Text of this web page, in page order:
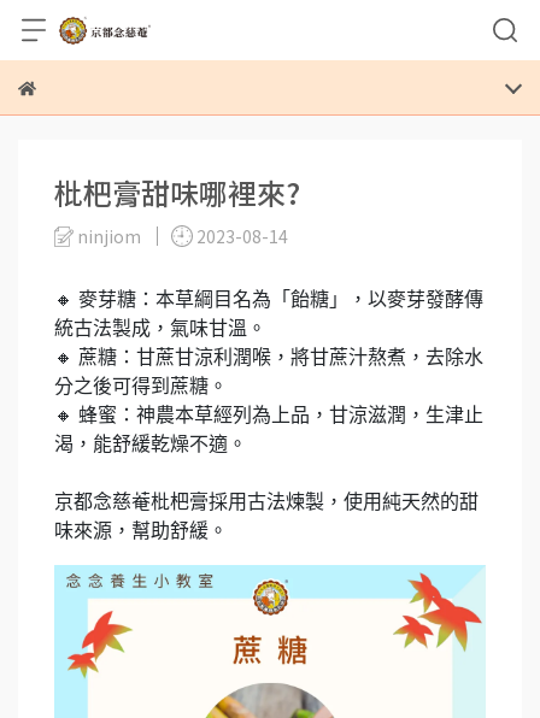
枇杷膏甜味哪裡來?
ninjiom 2023-08-14
🔸 麥芽糖：本草綱目名為「飴糖」，以麥芽發酵傳
統古法製成，氣味甘溫。
🔸 蔗糖：甘蔗甘涼利潤喉，將甘蔗汁熬煮，去除水
分之後可得到蔗糖。
🔸 蜂蜜：神農本草經列為上品，甘涼滋潤，生津止
渴，能舒緩乾燥不適。
京都念慈菴枇杷膏採用古法煉製，使用純天然的甜
味來源，幫助舒緩。